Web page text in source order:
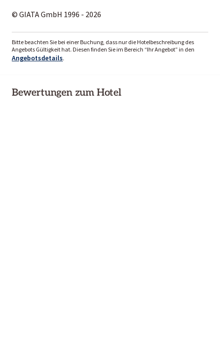
© GIATA GmbH 1996 - 2026
Bitte beachten Sie bei einer Buchung, dass nur die Hotelbeschreibung des
Angebots Gültigkeit hat. Diesen finden Sie im Bereich “Ihr Angebot” in den
Angebotsdetails.
Bewertungen zum Hotel